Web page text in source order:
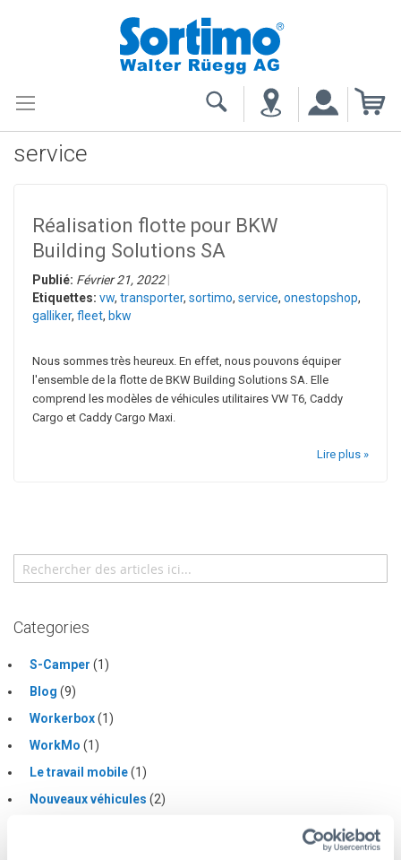
service
Réalisation flotte pour BKW
Building Solutions SA
Publié: Février 21, 2022
Etiquettes: vw, transporter, sortimo, service, onestopshop,
galliker, fleet, bkw
Nous sommes très heureux. En effet, nous pouvons équiper
l'ensemble de la flotte de BKW Building Solutions SA. Elle
comprend les modèles de véhicules utilitaires VW T6, Caddy
Cargo et Caddy Cargo Maxi.
Lire plus »
Search
Categories
S-Camper (1)
Blog (9)
Workerbox(1)
WorkMo (1)
Le travail mobile(1)
Nouveaux véhicules (2)